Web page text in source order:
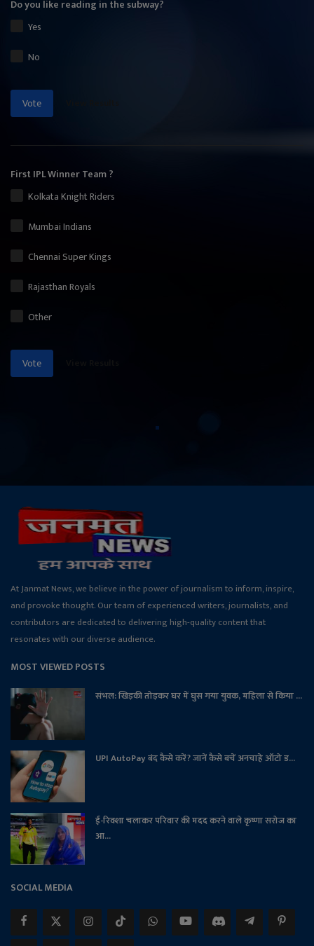
Do you like reading in the subway?
Yes
No
Vote
First IPL Winner Team ?
Kolkata Knight Riders
Mumbai Indians
Chennai Super Kings
Rajasthan Royals
Other
Vote
At Janmat News, we believe in the power of journalism to inform, inspire,
and provoke thought. Our team of experienced writers, journalists, and
contributors are dedicated to delivering high-quality content that
resonates with our diverse audience.
MOST VIEWED POSTS
संभल: खिड़की तोड़कर घर में घुस गया युवक, महिला से किया ...
UPI AutoPay बंद कैसे करें? जानें कैसे बचें अनचाहे ऑटो ड...
ई-रिक्शा चलाकर परिवार की मदद करने वाले कृष्णा सरोज का
आ...
SOCIAL MEDIA